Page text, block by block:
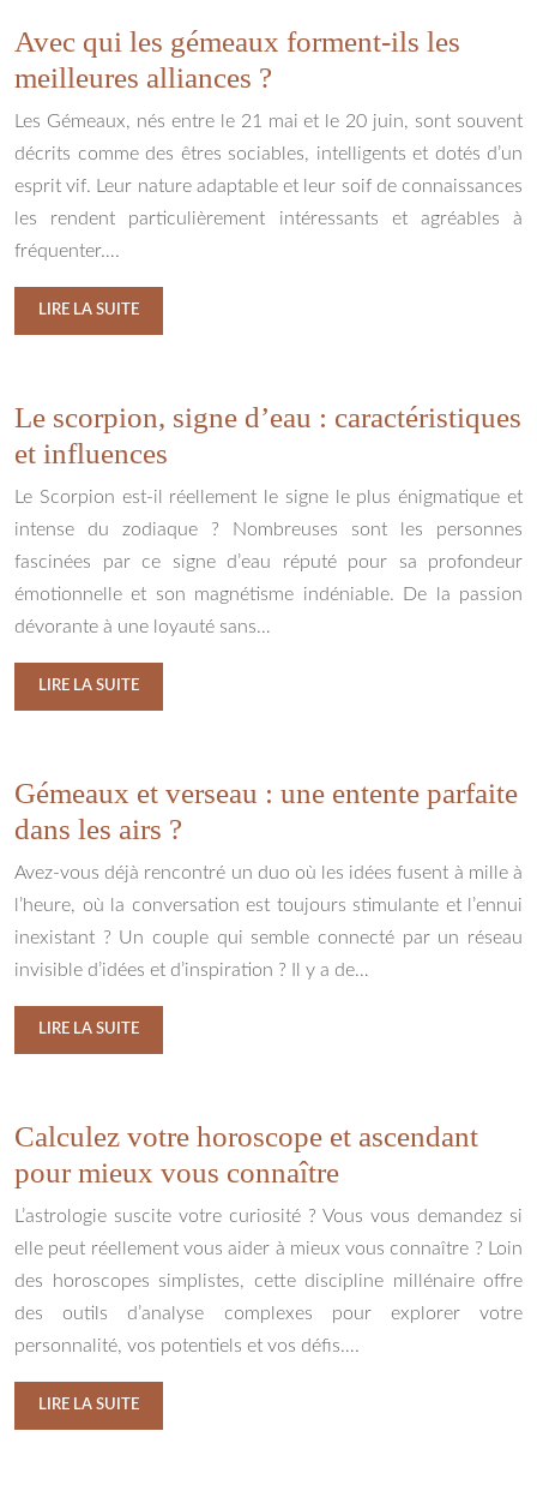
Avec qui les gémeaux forment-ils les
meilleures alliances ?
Les Gémeaux, nés entre le 21 mai et le 20 juin, sont souvent
décrits comme des êtres sociables, intelligents et dotés d’un
esprit vif. Leur nature adaptable et leur soif de connaissances
les rendent particulièrement intéressants et agréables à
fréquenter….
LIRE LA SUITE
Le scorpion, signe d’eau : caractéristiques
et influences
Le Scorpion est-il réellement le signe le plus énigmatique et
intense du zodiaque ? Nombreuses sont les personnes
fascinées par ce signe d’eau réputé pour sa profondeur
émotionnelle et son magnétisme indéniable. De la passion
dévorante à une loyauté sans…
LIRE LA SUITE
Gémeaux et verseau : une entente parfaite
dans les airs ?
Avez-vous déjà rencontré un duo où les idées fusent à mille à
l’heure, où la conversation est toujours stimulante et l’ennui
inexistant ? Un couple qui semble connecté par un réseau
invisible d’idées et d’inspiration ? Il y a de…
LIRE LA SUITE
Calculez votre horoscope et ascendant
pour mieux vous connaître
L’astrologie suscite votre curiosité ? Vous vous demandez si
elle peut réellement vous aider à mieux vous connaître ? Loin
des horoscopes simplistes, cette discipline millénaire offre
des outils d’analyse complexes pour explorer votre
personnalité, vos potentiels et vos défis….
LIRE LA SUITE